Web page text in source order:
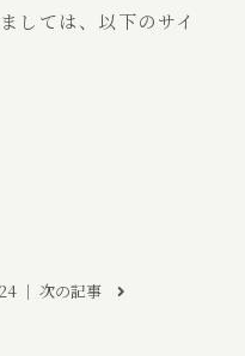
しては、以下のサイ
│ 次の記事